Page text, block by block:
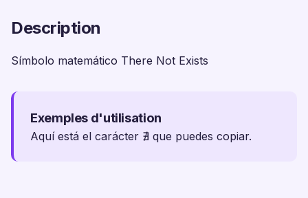
Description
Símbolo matemático There Not Exists
Exemples d'utilisation
Aquí está el carácter ∄ que puedes copiar.